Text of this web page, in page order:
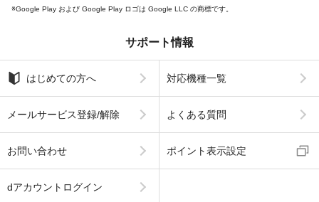
Google Play および Google Play ロゴは Google LLC の商標です。
サポート情報
はじめての方へ 対応機種一覧
メールサービス登録/解除 よくある質問
お問い合わせ ポイント表示設定
dアカウントログイン